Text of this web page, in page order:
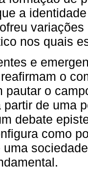
a
nos quais
e
o
pautar o
partir de uma
debate
como
uma